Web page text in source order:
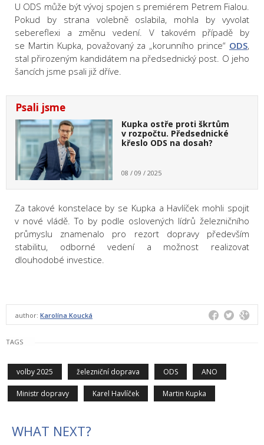
U ODS může být vývoj spojen s premiérem Petrem Fialou.
Pokud by strana volebně oslabila, mohla by vyvolat
sebereflexi a změnu vedení. V takovém případě by
se Martin Kupka, považovaný za „korunního prince“ ODS,
stal přirozeným kandidátem na předsednický post. O jeho
šancích jsme psali již dříve.
Psali jsme
Kupka ostře proti škrtům
v rozpočtu. Předsednické
křeslo ODS na dosah?
08 / 09 / 2025
Za takové konstelace by se Kupka a Havlíček mohli spojit
v nové vládě. To by podle oslovených lídrů železničního
průmyslu znamenalo pro rezort dopravy především
stabilitu, odborné vedení a možnost realizovat
dlouhodobé investice.
author: Karolína Koucká
TAGS
volby 2025 železniční doprava ODS ANO
Ministr dopravy Karel Havlíček Martin Kupka
WHAT NEXT?